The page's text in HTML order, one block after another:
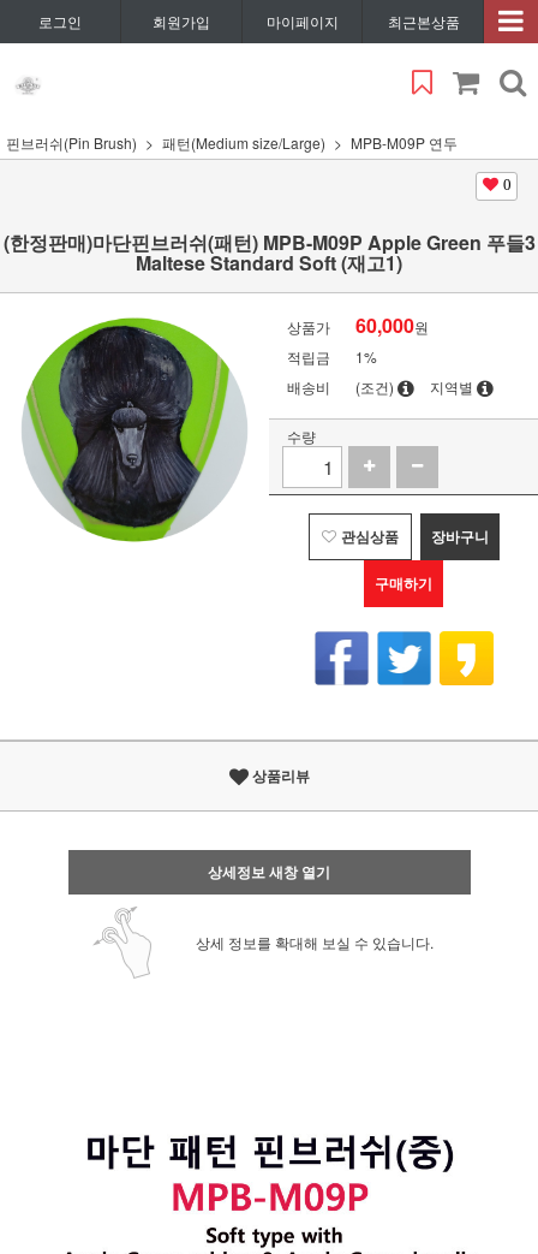
로그인 회원가입 마이페이지 최근본상품
핀브러쉬(Pin Brush) 패턴(Medium size/Large) MPB-M09P 연두
0
(한정판매)마단핀브러쉬(패턴) MPB-M09P Apple Green 푸들3
Maltese Standard Soft (재고1)
상품가 60,000원
적립금
1%
배송비
(조건) 지역별
수량
관심상품 장바구니
구매하기
상품리뷰
상세정보 새창 열기
상세 정보를 확대해 보실 수 있습니다.